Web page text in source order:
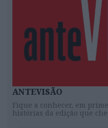
ANTEVISÃO
Fique a conhecer, em
histórias da edição que